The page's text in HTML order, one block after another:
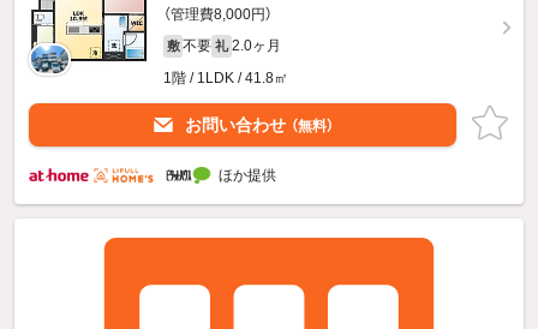
（管理費8,000円）
敷 不要 礼 2.0ヶ月
1階 / 1LDK / 41.8㎡
お問い合わせ （無料）
ほか提供